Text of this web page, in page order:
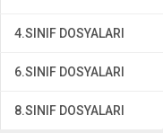
4.SINIF DOSYALARI
6.SINIF DOSYALARI
8.SINIF DOSYALARI